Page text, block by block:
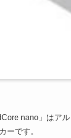
nano」はア
ーです。